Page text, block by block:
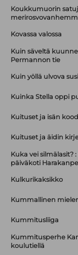
Koukkumuorin
Kovassa valossa
Kuin säveltä
Permannon tie
Kuin yöllä ulvova susi
Kuinka Stella oppi
Kuituset ja isän
Kuituset ja äidin
Kuka vei silmälasit?
päiväkoti
Kulkurikaksikko
Kummallinen
Kummitusliiga
Kummitusperhe
koulutiellä